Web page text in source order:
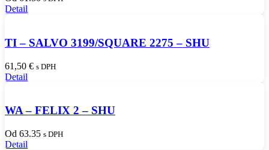
Detail
TI – SALVO 3199/SQUARE 2275 – SHU
61,50 € s DPH
Detail
WA – FELIX 2 – SHU
Od 63.35 s DPH
Detail